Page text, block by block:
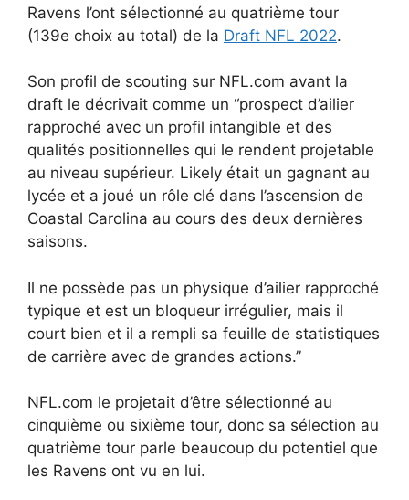
Ravens l’ont sélectionné au quatrième tour
(139e choix au total) de la Draft NFL 2022.
Son profil de scouting sur NFL.com avant la
draft le décrivait comme un “prospect d’ailier
rapproché avec un profil intangible et des
qualités positionnelles qui le rendent projetable
au niveau supérieur. Likely était un gagnant au
lycée et a joué un rôle clé dans l’ascension de
Coastal Carolina au cours des deux dernières
saisons.
Il ne possède pas un physique d’ailier rapproché
typique et est un bloqueur irrégulier, mais il
court bien et il a rempli sa feuille de statistiques
de carrière avec de grandes actions.”
NFL.com le projetait d’être sélectionné au
cinquième ou sixième tour, donc sa sélection au
quatrième tour parle beaucoup du potentiel que
les Ravens ont vu en lui.